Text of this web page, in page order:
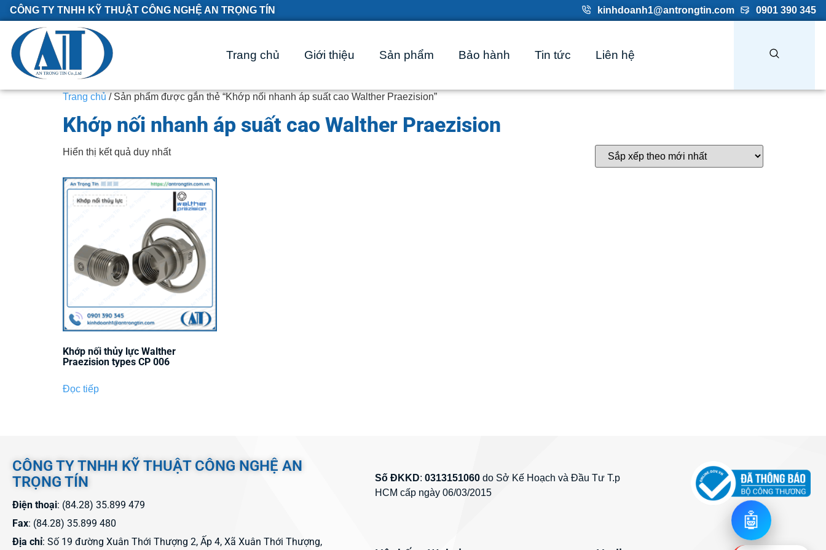
CÔNG TY TNHH KỸ THUẬT CÔNG NGHỆ AN TRỌNG TÍN kinhdoanh1@antrongtin.com 0901 390 345
Trang chủ Giới thiệu Sản phẩm Bảo hành Tin tức Liên hệ
Trang chủ / Sản phẩm được gắn thẻ “Khớp nối nhanh áp suất cao Walther Praezision”
Khớp nối nhanh áp suất cao Walther Praezision
Hiển thị kết quả duy nhất
Khớp nối thủy lực Walther
Praezision types CP 006
Đọc tiếp
CÔNG TY TNHH KỸ THUẬT CÔNG NGHỆ AN
TRỌNG TÍN
Điện thoại: (84.28) 35.899 479
Fax: (84.28) 35.899 480
Địa chỉ: Số 19 đường Xuân Thới Thượng 2, Ấp 4, Xã Xuân Thới Thượng,
Số ĐKKD:0313151060 do Sở Kế Hoạch và Đầu Tư T.p
HCM cấp ngày 06/03/2015
🤖